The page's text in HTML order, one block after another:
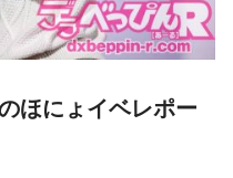
ほにょイベレポー